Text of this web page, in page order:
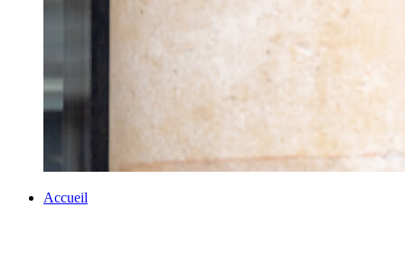
Accueil